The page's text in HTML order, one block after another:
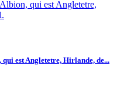
est Angletetre, Hirlande, de...